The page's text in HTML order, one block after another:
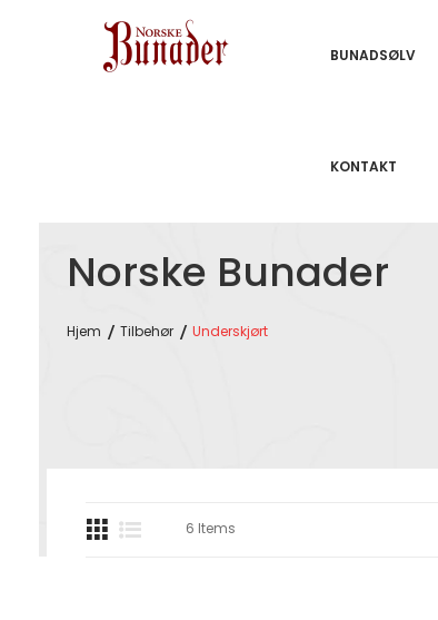
BUNADSØLV
KONTAKT
Norske Bunader
Hjem Tilbehør Underskjørt
6 Items